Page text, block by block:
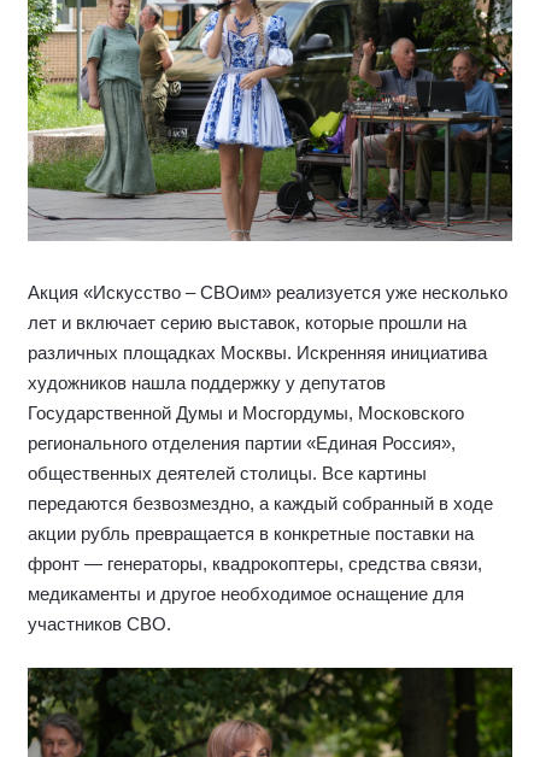
Акция «Искусство – СВОим» реализуется уже несколько
лет и включает серию выставок, которые прошли на
различных площадках Москвы. Искренняя инициатива
художников нашла поддержку у депутатов
Государственной Думы и Мосгордумы, Московского
регионального отделения партии «Единая Россия»,
общественных деятелей столицы. Все картины
передаются безвозмездно, а каждый собранный в ходе
акции рубль превращается в конкретные поставки на
фронт — генераторы, квадрокоптеры, средства связи,
медикаменты и другое необходимое оснащение для
участников СВО.